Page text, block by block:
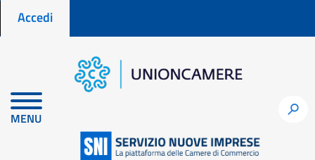
Menu profilo utente
Accedi
MENU
h
Home
Seminario: "RENTRI - Il sistema di tracciabilità dei rifiuti" - 26